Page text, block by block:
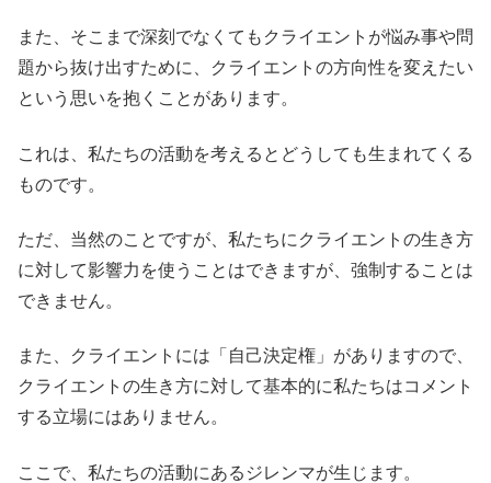
また、そこまで深刻でなくてもクライエントが悩み事や問
題から抜け出すために、クライエントの方向性を変えたい
という思いを抱くことがあります。
これは、私たちの活動を考えるとどうしても生まれてくる
ものです。
ただ、当然のことですが、私たちにクライエントの生き方
に対して影響力を使うことはできますが、強制することは
できません。
また、クライエントには「自己決定権」がありますので、
クライエントの生き方に対して基本的に私たちはコメント
する立場にはありません。
ここで、私たちの活動にあるジレンマが生じます。